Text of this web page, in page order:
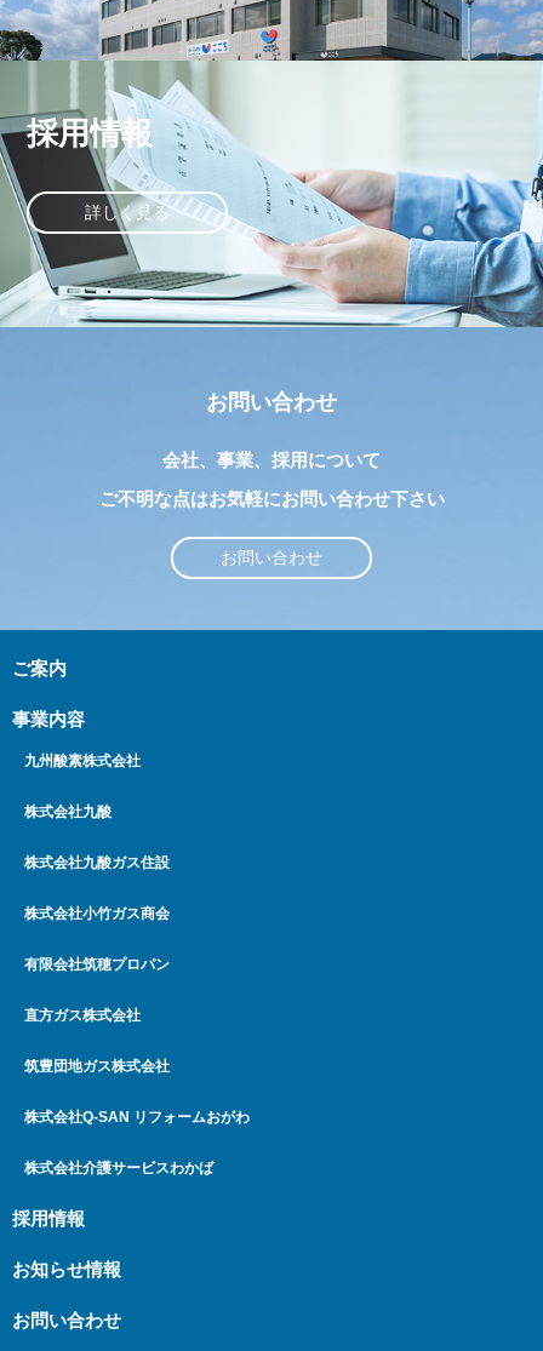
採用情報
詳しく見る
お問い合わせ
会社、事業、採用について
ご不明な点はお気軽にお問い合わせ下さい
お問い合わせ
ご案内
事業内容
九州酸素株式会社
株式会社九酸
株式会社九酸ガス住設
株式会社小竹ガス商会
有限会社筑穂プロパン
直方ガス株式会社
筑豊団地ガス株式会社
株式会社Q-SAN リフォームおがわ
株式会社介護サービスわかば
採用情報
お知らせ情報
お問い合わせ